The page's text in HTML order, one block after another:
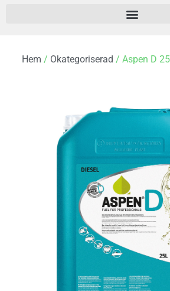
Hem / Okategoriserad / Aspen D